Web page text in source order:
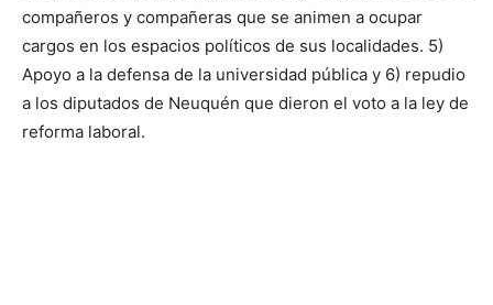
compañeros y compañeras que se animen a ocupar
cargos en los espacios políticos de sus localidades. 5)
Apoyo a la defensa de la universidad pública y 6) repudio
a los diputados de Neuquén que dieron el voto a la ley de
reforma laboral.